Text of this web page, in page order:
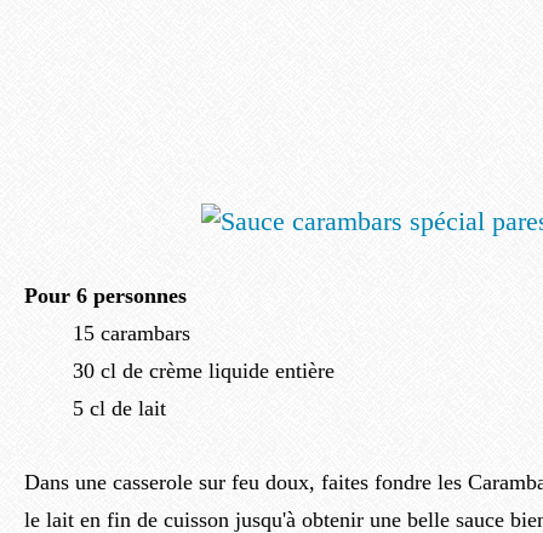
Pour 6 personnes
15 carambars
30 cl de crème liquide entière
5 cl de lait
Dans une casserole sur feu doux, faites fondre les
le lait en fin de cuisson jusqu'à obtenir une belle sauce